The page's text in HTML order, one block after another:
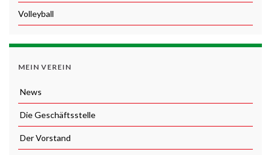
Volleyball
MEIN VEREIN
News
Die Geschäftsstelle
Der Vorstand